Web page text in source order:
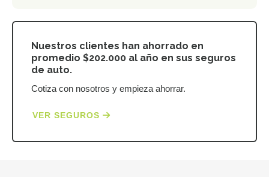
Nuestros clientes han ahorrado en
promedio $202.000 al año en sus seguros
de auto.
Cotiza con nosotros y empieza ahorrar.
VER SEGUROS